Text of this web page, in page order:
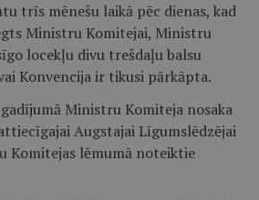
trīs mēnešu laikā pēc dienas, kad
Ministru Komitejai, Ministru
locekļu divu trešdaļu balsu
Konvencija ir tikusi pārkāpta.
Ministru Komiteja nosaka
Augstajai Līgumslēdzējai
Komitejas lēmumā noteiktie